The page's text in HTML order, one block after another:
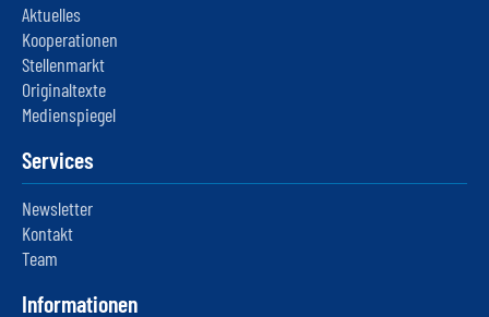
Aktuelles
Kooperationen
Stellenmarkt
Originaltexte
Medienspiegel
Services
Newsletter
Kontakt
Team
Informationen